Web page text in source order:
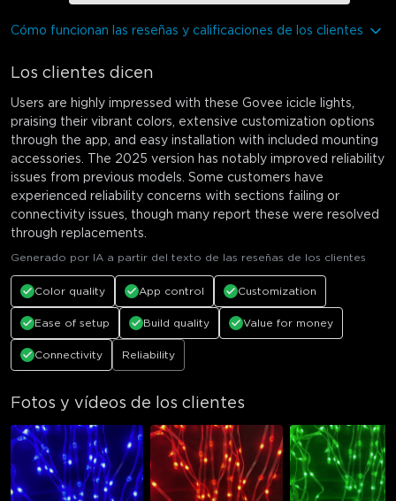
Cómo funcionan las reseñas y calificaciones de los clientes
Los clientes dicen
Users are highly impressed with these Govee icicle lights,
praising their vibrant colors, extensive customization options
through the app, and easy installation with included mounting
accessories. The 2025 version has notably improved reliability
issues from previous models. Some customers have
experienced reliability concerns with sections failing or
connectivity issues, though many report these were resolved
through replacements.
Generado por IA a partir del texto de las reseñas de los clientes
Color quality App control Customization
Ease of setup Build quality Value for money
Connectivity Reliability
Fotos y vídeos de los clientes